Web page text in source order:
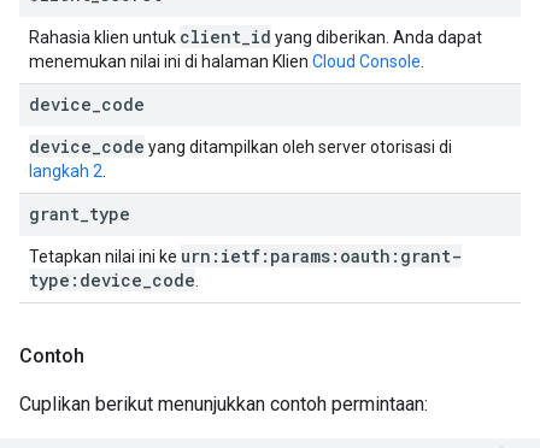
Rahasia klien untuk client id yang diberikan. Anda dapat
menemukan nilai ini di halaman Klien Cloud Console
device code
device code yang ditampilkan oleh server otorisasi di
langkah 2
grant type
Tetapkan nilai ini ke urn:ietf:params:oauth:grant-
type:device code
Contoh
Cuplikan berikut menunjukkan contoh permintaan: